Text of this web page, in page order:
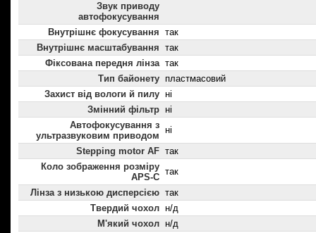
Звук приводу
автофокусування
Внутрішнє фокусування так
Внутрішнє масштабування так
Фіксована передня лінза так
Тип байонету пластмасовий
Захист від вологи й пилу ні
Змінний фільтр ні
Автофокусування з
ультразвуковим приводом
ні
Stepping motor AF так
Коло зображення розміру
APS-C
так
Лінза з низькою дисперсією так
Твердий чохол н/д
М'який чохол н/д